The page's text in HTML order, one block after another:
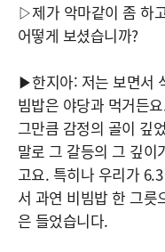
▷제가 악마같이 좀 하
어떻게 보셨습니까?
▶한지아: 저는 보면서
빔밥은 야당과 먹거든
그만큼 감정의 골이 깊
말로 그 갈등의 그 깊이
고요. 특히나 우리가
서 과연 비빔밥 한 그릇
은 들었습니다.